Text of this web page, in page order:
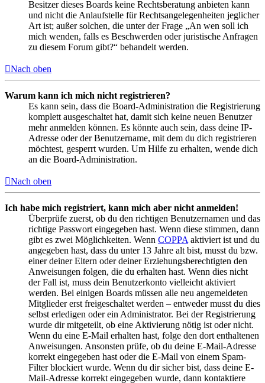
Besitzer dieses Boards keine Rechtsberatung anbieten kann
und nicht die Anlaufstelle für Rechtsangelegenheiten jeglicher
Art ist; außer solchen, die unter der Frage „An wen soll ich
mich wenden, falls es Beschwerden oder juristische Anfragen
zu diesem Forum gibt?“ behandelt werden.
Nach oben
Warum kann ich mich nicht registrieren?
Es kann sein, dass die Board-Administration die Registrierung
komplett ausgeschaltet hat, damit sich keine neuen Benutzer
mehr anmelden können. Es könnte auch sein, dass deine IP-
Adresse oder der Benutzername, mit dem du dich registrieren
möchtest, gesperrt wurden. Um Hilfe zu erhalten, wende dich
an die Board-Administration.
Nach oben
Ich habe mich registriert, kann mich aber nicht anmelden!
Überprüfe zuerst, ob du den richtigen Benutzernamen und das
richtige Passwort eingegeben hast. Wenn diese stimmen, dann
gibt es zwei Möglichkeiten. Wenn COPPA aktiviert ist und du
angegeben hast, dass du unter 13 Jahre alt bist, musst du bzw.
einer deiner Eltern oder deiner Erziehungsberechtigten den
Anweisungen folgen, die du erhalten hast. Wenn dies nicht
der Fall ist, muss dein Benutzerkonto vielleicht aktiviert
werden. Bei einigen Boards müssen alle neu angemeldeten
Mitglieder erst freigeschaltet werden – entweder musst du dies
selbst erledigen oder ein Administrator. Bei der Registrierung
wurde dir mitgeteilt, ob eine Aktivierung nötig ist oder nicht.
Wenn du eine E-Mail erhalten hast, folge den dort enthaltenen
Anweisungen. Ansonsten prüfe, ob du deine E-Mail-Adresse
korrekt eingegeben hast oder die E-Mail von einem Spam-
Filter blockiert wurde. Wenn du dir sicher bist, dass deine E-
Mail-Adresse korrekt eingegeben wurde, dann kontaktiere